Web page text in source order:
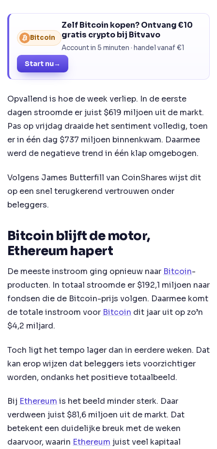
Bitcoin
Zelf Bitcoin kopen? Ontvang €10
gratis crypto bij Bitvavo
Account in 5 minuten · handel vanaf €1
Start nu→
Opvallend is hoe de week verliep. In de eerste
dagen stroomde er juist $619 miljoen uit de markt.
Pas op vrijdag draaide het sentiment volledig, toen
er in één dag $737 miljoen binnenkwam. Daarmee
werd de negatieve trend in één klap omgebogen.
Volgens James Butterfill van CoinShares wijst dit
op een snel terugkerend vertrouwen onder
beleggers.
Bitcoin blijft de motor,
Ethereum hapert
De meeste instroom ging opnieuw naar Bitcoin-
producten. In totaal stroomde er $192,1 miljoen naar
fondsen die de Bitcoin-prijs volgen. Daarmee komt
de totale instroom voor Bitcoin dit jaar uit op zo’n
$4,2 miljard.
Toch ligt het tempo lager dan in eerdere weken. Dat
kan erop wijzen dat beleggers iets voorzichtiger
worden, ondanks het positieve totaalbeeld.
Bij Ethereum is het beeld minder sterk. Daar
verdween juist $81,6 miljoen uit de markt. Dat
betekent een duidelijke breuk met de weken
daarvoor, waarin Ethereum juist veel kapitaal